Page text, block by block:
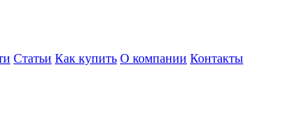
Статьи Как купить О компании Контакты